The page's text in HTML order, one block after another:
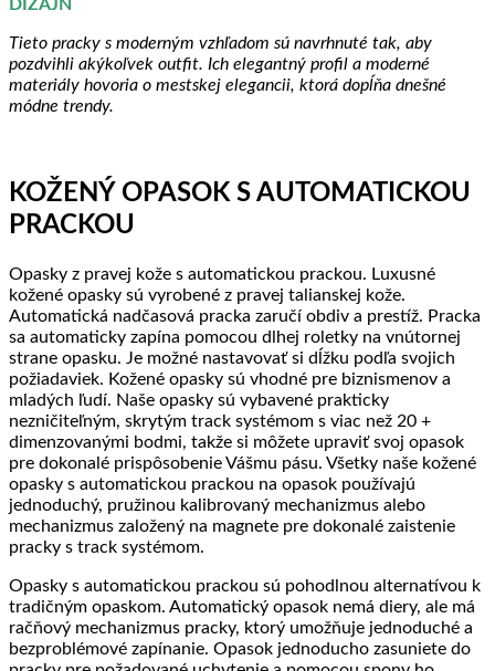
DIZAJN
Tieto pracky s moderným vzhľadom sú navrhnuté tak, aby
pozdvihli akýkoľvek outfit. Ich elegantný profil a moderné
materiály hovoria o mestskej elegancii, ktorá dopĺňa dnešné
módne trendy.
KOŽENÝ OPASOK S AUTOMATICKOU
PRACKOU
Opasky z pravej kože s automatickou prackou. Luxusné
kožené opasky sú vyrobené z pravej talianskej kože.
Automatická nadčasová pracka zaručí obdiv a prestíž. Pracka
sa automaticky zapína pomocou dlhej roletky na vnútornej
strane opasku. Je možné nastavovať si dĺžku podľa svojich
požiadaviek. Kožené opasky sú vhodné pre biznismenov a
mladých ľudí. Naše opasky sú vybavené prakticky
nezničiteľným, skrytým track systémom s viac než 20 +
dimenzovanými bodmi, takže si môžete upraviť svoj opasok
pre dokonalé prispôsobenie Vášmu pásu. Všetky naše kožené
opasky s automatickou prackou na opasok používajú
jednoduchý, pružinou kalibrovaný mechanizmus alebo
mechanizmus založený na magnete pre dokonalé zaistenie
pracky s track systémom.
Opasky s automatickou prackou sú pohodlnou alternatívou k
tradičným opaskom. Automatický opasok nemá diery, ale má
račňový mechanizmus pracky, ktorý umožňuje jednoduché a
bezproblémové zapínanie. Opasok jednoducho zasuniete do